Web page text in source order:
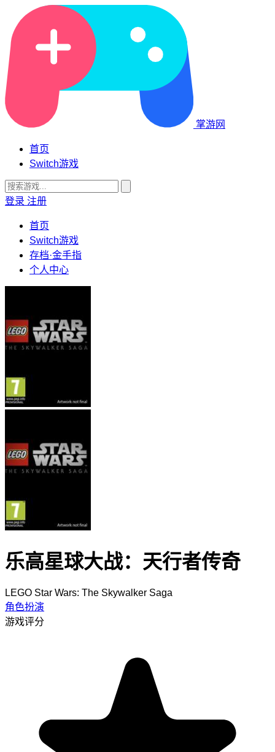
掌游网
首页
Switch游戏
登录 注册
首页
Switch游戏
存档·金手指
个人中心
乐高星球大战：天行者传奇
LEGO Star Wars: The Skywalker Saga
角色扮演
游戏评分